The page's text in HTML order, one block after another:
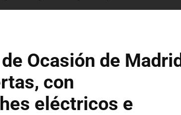
Ocasión de Madrid
con
eléctricos e